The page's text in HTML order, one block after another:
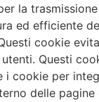
la
ed efficiente
cookie
Questi
i cookie per
delle